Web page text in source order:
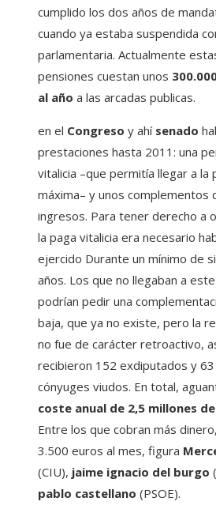
cumplido los dos años de
cuando ya estaba suspendida
parlamentaria. Actualmente
pensiones cuestan unos
al año a las arcadas publicas.
en el Congreso y ahí senado
prestaciones hasta 2011: una
vitalicia –que permitía llegar a la
máxima– y unos complementos
ingresos. Para tener derecho a
la paga vitalicia era necesario
ejercido Durante un mínimo de
años. Los que no llegaban a
podrían pedir una
baja, que ya no existe, pero la
no fue de carácter retroactivo,
recibieron 152 exdiputados y 63
cónyuges viudos. En total,
coste anual de 2,5 millones
Entre los que cobran más
3.500 euros al mes, figura
(CIU), jaime ignacio del burgo
pablo castellano (PSOE).